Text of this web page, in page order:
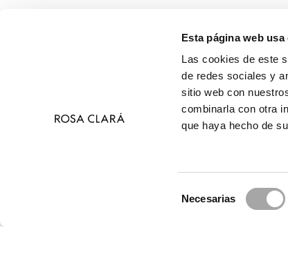
Esta página web usa
Las cookies de este
de redes sociales y
sitio web con
combinarla con otra
que haya hecho de
Necesarias